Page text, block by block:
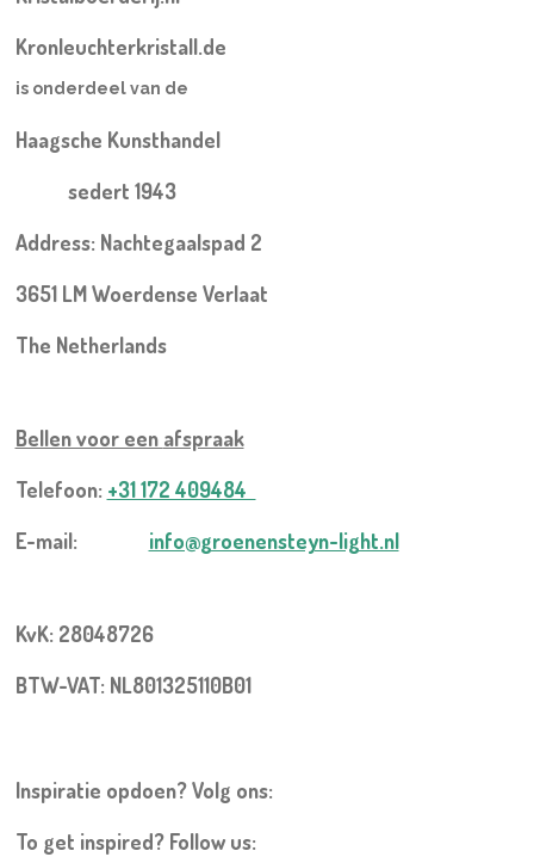
Kronleuchterkristall.de
is onderdeel van de
Haagsche Kunsthandel
sedert 1943
Address: Nachtegaalspad 2
3651 LM Woerdense Verlaat
The Netherlands
Bellen voor een afspraak
Telefoon: +31 172 409484
E-mail: info@groenensteyn-light.nl
KvK: 28048726
BTW-VAT: NL801325110B01
Inspiratie opdoen? Volg ons:
To get inspired? Follow us: